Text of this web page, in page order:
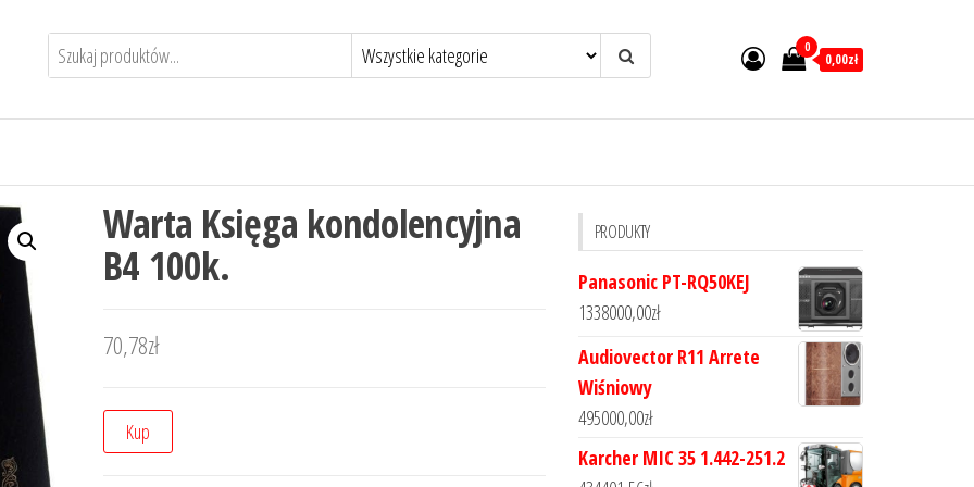
0
0,00zł
Warta Księga kondolencyjna
B4 100k.
70,78zł
Kup
PRODUKTY
Panasonic PT-RQ50KEJ
1338000,00zł
Audiovector R11 Arrete
Wiśniowy
495000,00zł
Karcher MIC 35 1.442-251.2